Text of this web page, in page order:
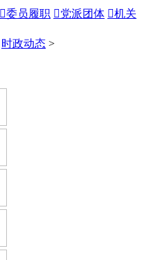
委员履职 党派团体 机关
时政动态 >